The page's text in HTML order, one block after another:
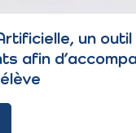
un
afin